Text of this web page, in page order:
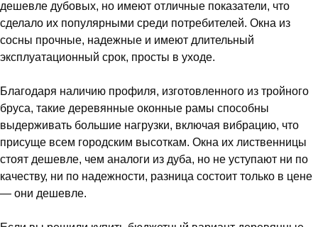
дешевле дубовых, но имеют отличные показатели, что
сделало их популярными среди потребителей. Окна из
сосны прочные, надежные и имеют длительный
эксплуатационный срок, просты в уходе.
Благодаря наличию профиля, изготовленного из тройного
бруса, такие деревянные оконные рамы способны
выдерживать большие нагрузки, включая вибрацию, что
присуще всем городским высоткам. Окна их лиственницы
стоят дешевле, чем аналоги из дуба, но не уступают ни по
качеству, ни по надежности, разница состоит только в цене
— они дешевле.